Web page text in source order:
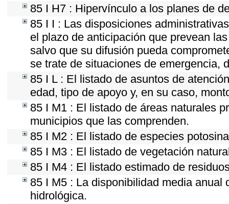
85 I H7 : Hipervínculo a los planes de
85 I I : Las disposiciones
el plazo de anticipación que prevean
salvo que su difusión pueda
se trate de situaciones de emergencia,
85 I L : El listado de asuntos de
edad, tipo de apoyo y, en su caso,
85 I M1 : El listado de áreas naturales
municipios que las comprenden.
85 I M2 : El listado de especies
85 I M3 : El listado de vegetación
85 I M4 : El listado estimado de
85 I M5 : La disponibilidad media
hidrológica.